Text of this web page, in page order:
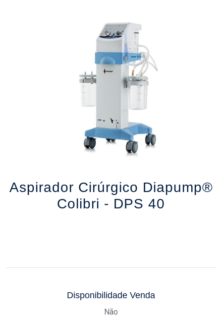
Aspirador Cirúrgico Diapump®
Colibri - DPS 40
Disponibilidade Venda
Não